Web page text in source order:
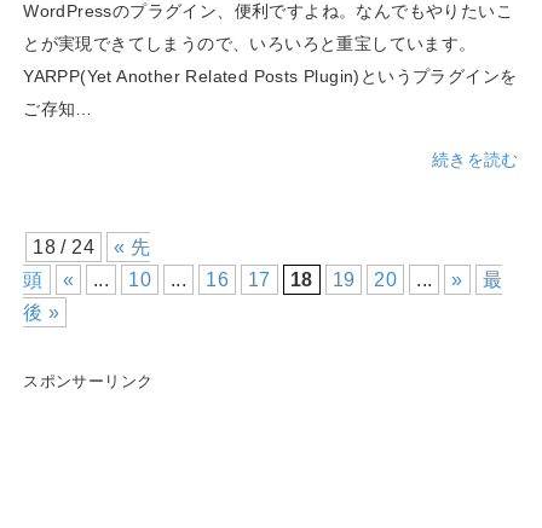
WordPressのプラグイン、便利ですよね。なんでもやりたいこ
とが実現できてしまうので、いろいろと重宝しています。
YARPP(Yet Another Related Posts Plugin)というプラグインを
ご存知…
続きを読む
18 / 24
« 先
頭
« ... 10 ... 16 17 18 19 20 ... »
最
後 »
スポンサーリンク